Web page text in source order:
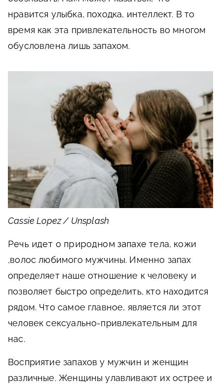
нравится улыбка, походка, интеллект. В то
время как эта привлекательность во многом
обусловлена лишь запахом.
Cassie Lopez / Unsplash
Речь идет о природном запахетела, кожи
,волос любимого мужчины. Именно запах
определяет наше отношение к человеку и
позволяет быстро определить, кто находится
рядом. Что самое главное, является ли этот
человек сексуально-привлекательным для
нас.
Восприятие запахов у мужчин и женщин
различные. Женщины улавливают их острее и